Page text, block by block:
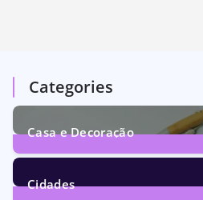
Categories
Casa e Decoração
1Post
Cidades